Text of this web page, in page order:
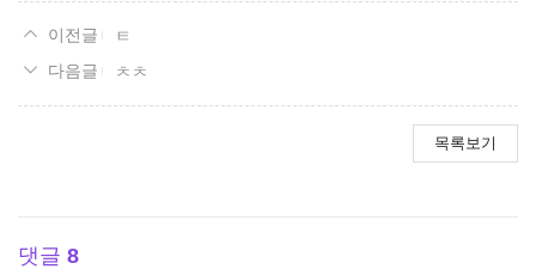
ㅌ
ㅊㅊ
목록보기
댓글 8